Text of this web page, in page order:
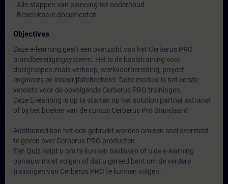
- Alle stappen van planning tot onderhoud
- Beschikbare documenten
Objectives
Deze e-learning geeft een overzicht van het Cerberus PRO
brandbeveiligingsysteem. Het is de basistraining voor
doelgroepen zoals verkoop, werkvoorbereiding, project-
engineers en inbedrijfsteltechnici. Deze module is het eerste
vereiste voor de opvolgende Cerberus PRO trainingen.
Deze E-learning is op te starten op het solution partner extranet
of bij het boeken van de cursus Cerberus Pro Standaard
Additioneel kan het ook gebruikt worden om een snel overzicht
te geven over Cerberus PRO producten
Een Quiz helpt u om te kunnen beslissen of u de e-learning
opnieuw moet volgen of dat u gereed bent om de verdere
trainingen van Cerberus PRO te kunnen volgen.